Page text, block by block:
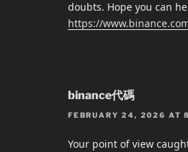
doubts. Hope you can
https://
binance代碼
FEBRUARY 24, 2026 AT
Your point of view